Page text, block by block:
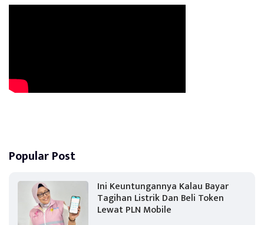
Popular Post
Ini Keuntungannya Kalau Bayar
Tagihan Listrik Dan Beli Token
Lewat PLN Mobile